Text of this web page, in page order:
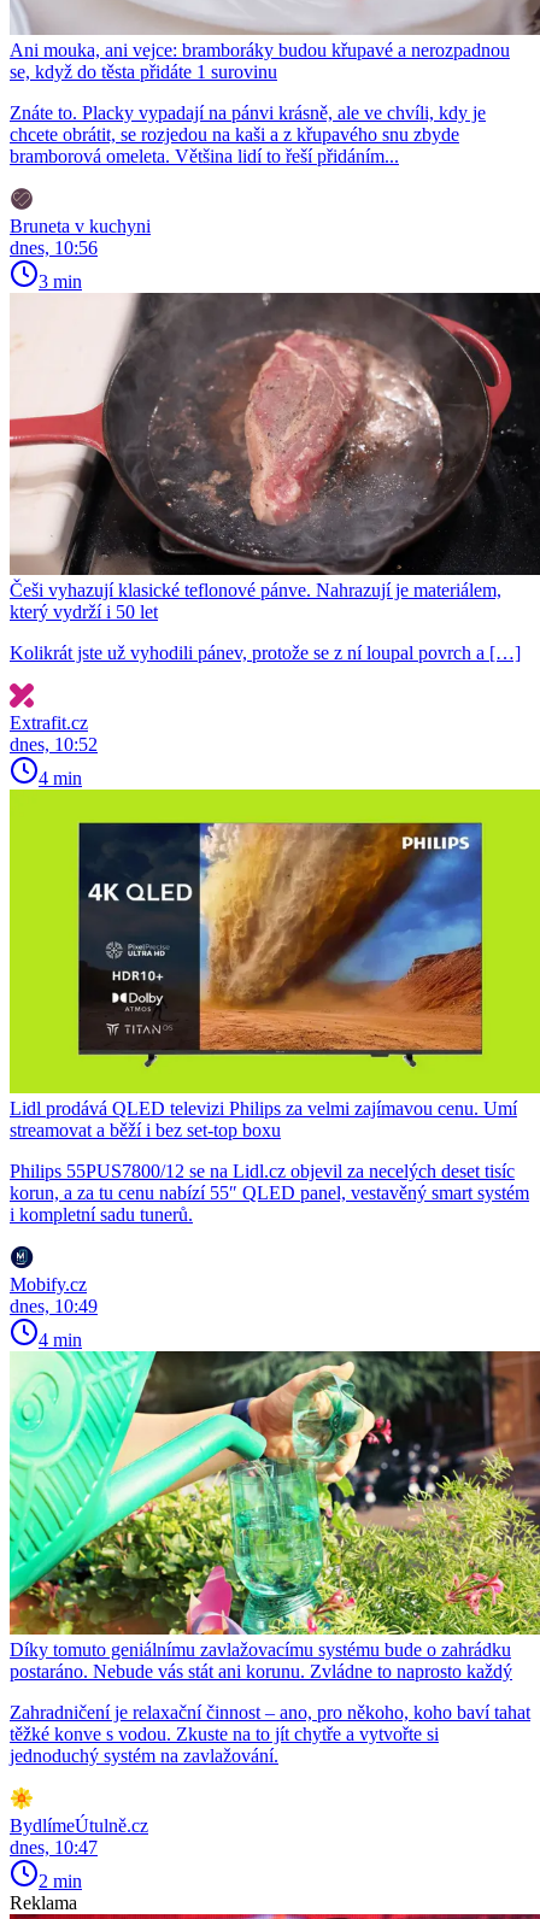
Ani mouka, ani vejce: bramboráky budou křupavé a nerozpadnou
se, když do těsta přidáte 1 surovinu
Znáte to. Placky vypadají na pánvi krásně, ale ve chvíli, kdy je
chcete obrátit, se rozjedou na kaši a z křupavého snu zbyde
bramborová omeleta. Většina lidí to řeší přidáním...
Bruneta v kuchyni
dnes, 10:56
3 min
Češi vyhazují klasické teflonové pánve. Nahrazují je materiálem,
který vydrží i 50 let
Kolikrát jste už vyhodili pánev, protože se z ní loupal povrch a […]
Extrafit.cz
dnes, 10:52
4 min
Lidl prodává QLED televizi Philips za velmi zajímavou cenu. Umí
streamovat a běží i bez set-top boxu
Philips 55PUS7800/12 se na Lidl.cz objevil za necelých deset tisíc
korun, a za tu cenu nabízí 55″ QLED panel, vestavěný smart systém
i kompletní sadu tunerů.
Mobify.cz
dnes, 10:49
4 min
Díky tomuto geniálnímu zavlažovacímu systému bude o zahrádku
postaráno. Nebude vás stát ani korunu. Zvládne to naprosto každý
Zahradničení je relaxační činnost – ano, pro někoho, koho baví tahat
těžké konve s vodou. Zkuste na to jít chytře a vytvořte si
jednoduchý systém na zavlažování.
BydlímeÚtulně.cz
dnes, 10:47
2 min
Reklama